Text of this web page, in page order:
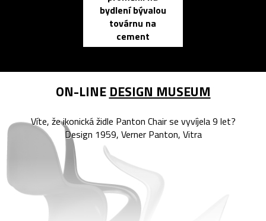
bydlení bývalou
továrnu na
cement
ON-LINE DESIGN MUSEUM
Víte, že ikonická židle Panton Chair se vyvíjela 9 let?
Design 1959, Verner Panton, Vitra